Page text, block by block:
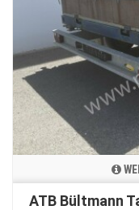
ATB Bültmann